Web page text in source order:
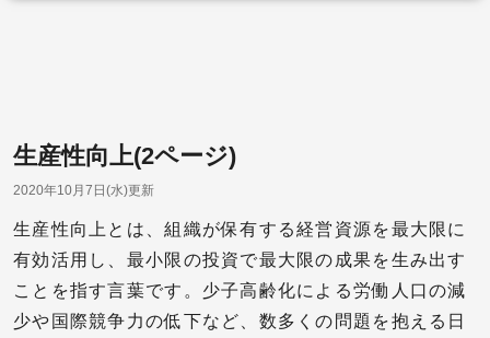
生産性向上(2ページ)
2020年10月7日(水)更新
生産性向上とは、組織が保有する経営資源を最大限に
有効活用し、最小限の投資で最大限の成果を生み出す
ことを指す言葉です。少子高齢化による労働人口の減
少や国際競争力の低下など、数多くの問題を抱える日